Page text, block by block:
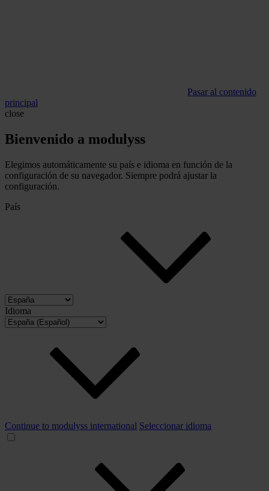
Pasar al contenido
principal
close
Bienvenido a modulyss
Elegimos automáticamente su país e idioma en función de la
configuración de su navegador. Siempre podrá ajustar la
configuración.
País
Idioma
Continue to modulyss international Seleccionar idioma